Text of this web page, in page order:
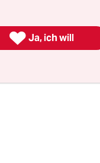
 Ja, ich will